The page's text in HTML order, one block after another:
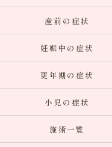
産前の症状
妊娠中の症状
更年期の症状
小児の症状
施術一覧